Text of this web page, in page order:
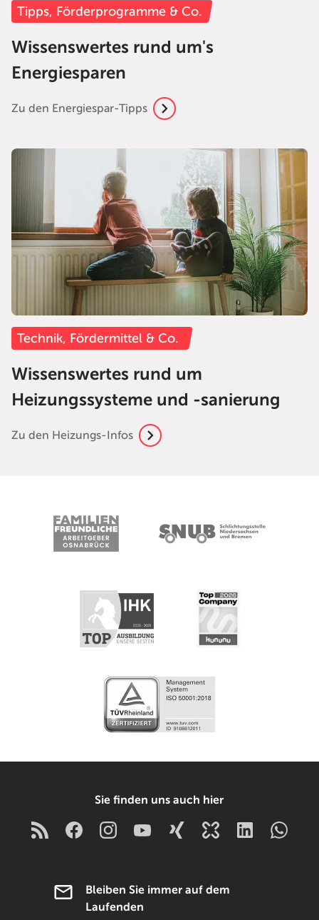
Tipps, Förderprogramme & Co.
Wissenswertes rund um's
Energiesparen
Zu den Energiespar-Tipps
Technik, Fördermittel & Co.
Wissenswertes rund um
Heizungssysteme und -sanierung
Zu den Heizungs-Infos
Sie finden uns auch hier
Bleiben Sie immer auf dem
Laufenden